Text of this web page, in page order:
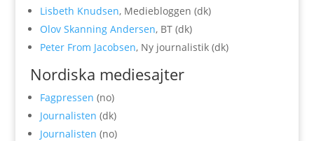
Lisbeth Knudsen, Mediebloggen (dk)
Olov Skanning Andersen, BT (dk)
Peter From Jacobsen, Ny journalistik (dk)
Nordiska mediesajter
Fagpressen (no)
Journalisten (dk)
Journalisten (no)